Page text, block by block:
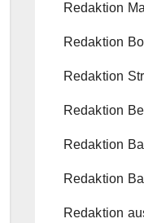
Redaktion
Redaktion
Redaktion
Redaktion
Redaktion
Redaktion
Redaktion